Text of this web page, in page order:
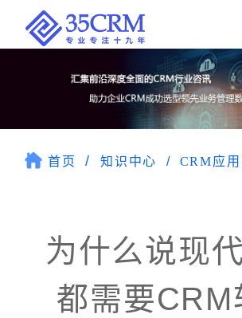
首页 知识中心 CRM应用
为什么说现
都需要CRM